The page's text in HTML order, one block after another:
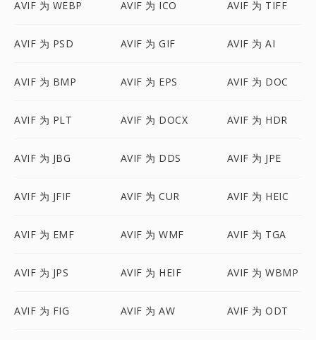
AVIF 为 WEBP AVIF 为 ICO AVIF 为 TIFF
AVIF 为 PSD AVIF 为 GIF AVIF 为 AI
AVIF 为 BMP AVIF 为 EPS AVIF 为 DOC
AVIF 为 PLT AVIF 为 DOCX AVIF 为 HDR
AVIF 为 JBG AVIF 为 DDS AVIF 为 JPE
AVIF 为 JFIF AVIF 为 CUR AVIF 为 HEIC
AVIF 为 EMF AVIF 为 WMF AVIF 为 TGA
AVIF 为 JPS AVIF 为 HEIF AVIF 为 WBMP
AVIF 为 FIG AVIF 为 AW AVIF 为 ODT